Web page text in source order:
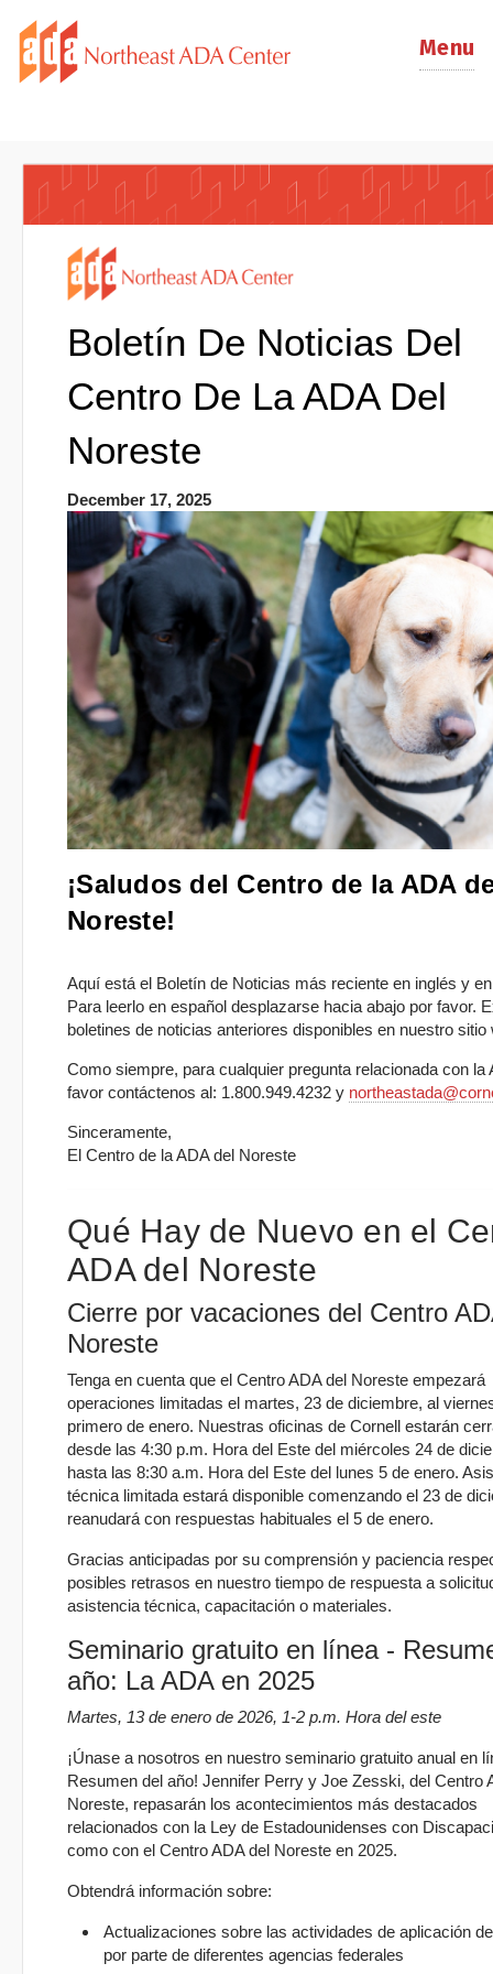
Menu
Boletín De Noticias Del
Centro De La ADA Del
Noreste
December 17, 2025
¡Saludos del Centro de la ADA
Noreste!
Aquí está el Boletín de Noticias más reciente en inglés y
Para leerlo en español desplazarse hacia abajo por favor.
boletines de noticias anteriores disponibles en nuestro sitio
Como siempre, para cualquier pregunta relacionada con la
favor contáctenos al: 1.800.949.4232 y
Sinceramente,
El Centro de la ADA del Noreste
Qué Hay de Nuevo en el
ADA del Noreste
Cierre por vacaciones del Centro
Noreste
Tenga en cuenta que el Centro ADA del Noreste empezará
operaciones limitadas el martes, 23 de diciembre, al
primero de enero. Nuestras oficinas de Cornell estarán
desde las 4:30 p.m. Hora del Este del miércoles 24 de
hasta las 8:30 a.m. Hora del Este del lunes 5 de enero.
técnica limitada estará disponible comenzando el 23 de
reanudará con respuestas habituales el 5 de enero.
Gracias anticipadas por su comprensión y paciencia
posibles retrasos en nuestro tiempo de respuesta a
asistencia técnica, capacitación o materiales.
Seminario gratuito en línea -
año: La ADA en 2025
Martes, 13 de enero de 2026, 1-2 p.m. Hora del este
¡Únase a nosotros en nuestro seminario gratuito anual en
Resumen del año! Jennifer Perry y Joe Zesski, del Centro
Noreste, repasarán los acontecimientos más destacados
relacionados con la Ley de Estadounidenses con
como con el Centro ADA del Noreste en 2025.
Obtendrá información sobre:
Actualizaciones sobre las actividades de aplicación
por parte de diferentes agencias federales